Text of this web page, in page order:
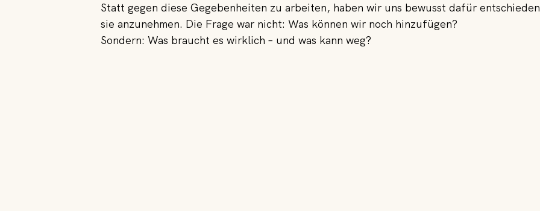
Statt gegen diese Gegebenheiten zu arbeiten, haben wir uns bewusst dafür
sie anzunehmen. Die Frage war nicht: Was können wir noch hinzufügen?
Sondern: Was braucht es wirklich – und was kann weg?